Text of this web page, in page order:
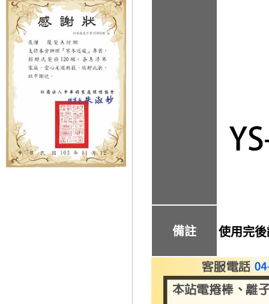
備註 使用完